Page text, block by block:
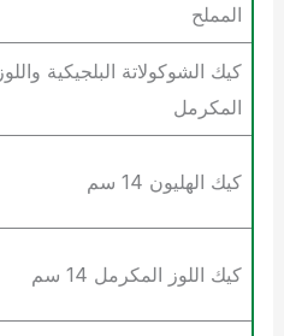
المملح
كيك الشوكولاتة البلجيكية واللوز
المكرمل
كيك الهليون 14 سم
كيك اللوز المكرمل 14 سم